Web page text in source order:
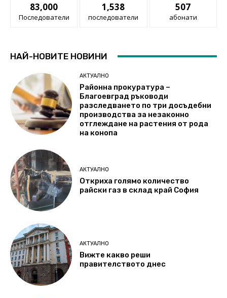
83,000
Последователи
1,538
последователи
507
абонати
НАЙ-НОВИТЕ НОВИНИ
АКТУАЛНО
Районна прокуратура –
Благоевград ръководи
разследването по три досъдебни
производства за незаконно
отглеждане на растения от рода
на конопа
АКТУАЛНО
Откриха голямо количество
райски газ в склад край София
АКТУАЛНО
Вижте какво реши
правителството днес